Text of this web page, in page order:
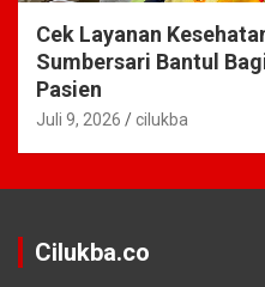
Cek Layanan
Sumbersari Bantul
Pasien
Juli 9, 2026 cilukba
Cilukba.co